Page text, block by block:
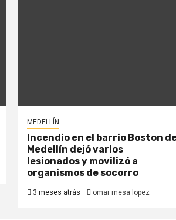
MEDELLÍN
Incendio en el barrio Boston
Medellín dejó varios
lesionados y movilizó a
organismos de socorro
3 meses atrás omar mesa lopez